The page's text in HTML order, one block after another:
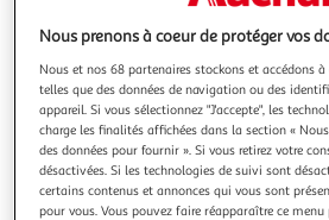
Nous prenons à coeur de protéger vos
Nous et nos 68 partenaires stockons et accédons à
telles que des données de navigation ou des
appareil. Si vous sélectionnez "J'accepte", les
charge les finalités affichées dans la section «
des données pour fournir ». Si vous retirez votre
désactivées. Si les technologies de suivi sont
certains contenus et annonces qui vous sont
pour vous. Vous pouvez faire réapparaître ce